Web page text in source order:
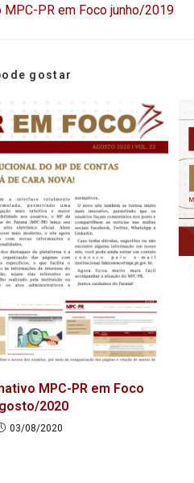
PR em Foco junho/2019
gostar
MPC-PR em Foco
2020
03/08/2020